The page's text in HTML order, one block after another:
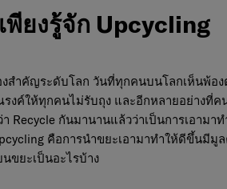
พียงรู้จัก Upcycling
สำคัญระดับโลก วันที่ทุกคนบนโลกเห็นพ้อง
ค์ให้ทุกคนไม่รับถุง และอีกหลายอย่างที่ค
Recycle กันมานานแล้วว่าเป็นการเอามา
คือการนำขยะเอามาทำให้ดีขึ้นมีมู
ขยะเป็นอะไรบ้าง